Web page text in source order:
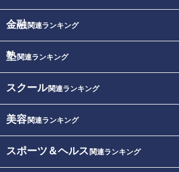
金融関連ランキング
塾関連ランキング
スクール関連ランキング
美容関連ランキング
スポーツ＆ヘルス 関連ランキング